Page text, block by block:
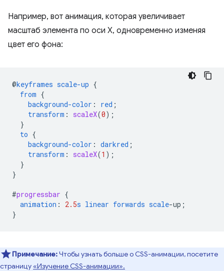
Например, вот анимация, которая увеличивает
масштаб элемента по оси X, одновременно изменяя
цвет его фона:
@keyframes scale-up {
from {
background-color : red ;
transform : scaleX(0);
}
to {
background-color : darkred ;
transform : scaleX(1 );
}
}
#progressbar {
animation : 2.5s linear forwards scale-up ;
}
Примечание:Чтобы узнать больше о CSS-анимации, посетите
страницу«Изучение CSS-анимации».